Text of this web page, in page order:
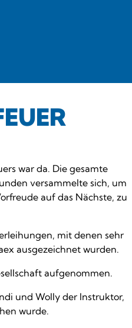
war da. Die gesamte
versammelte sich, um
auf das Nächste, zu
mit denen sehr
ausgezeichnet wurden.
aufgenommen.
und Wolly der Instruktor,
wurde.